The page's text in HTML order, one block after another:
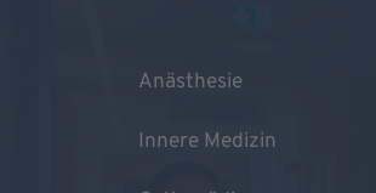
Anästhesie
Innere Medizin